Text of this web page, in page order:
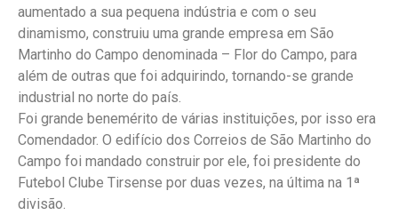
aumentado a sua pequena indústria e com o seu
dinamismo, construiu uma grande empresa em São
Martinho do Campo denominada – Flor do Campo, para
além de outras que foi adquirindo, tornando-se grande
industrial no norte do país.
Foi grande benemérito de várias instituições, por isso era
Comendador. O edifício dos Correios de São Martinho do
Campo foi mandado construir por ele, foi presidente do
Futebol Clube Tirsense por duas vezes, na última na 1ª
divisão.